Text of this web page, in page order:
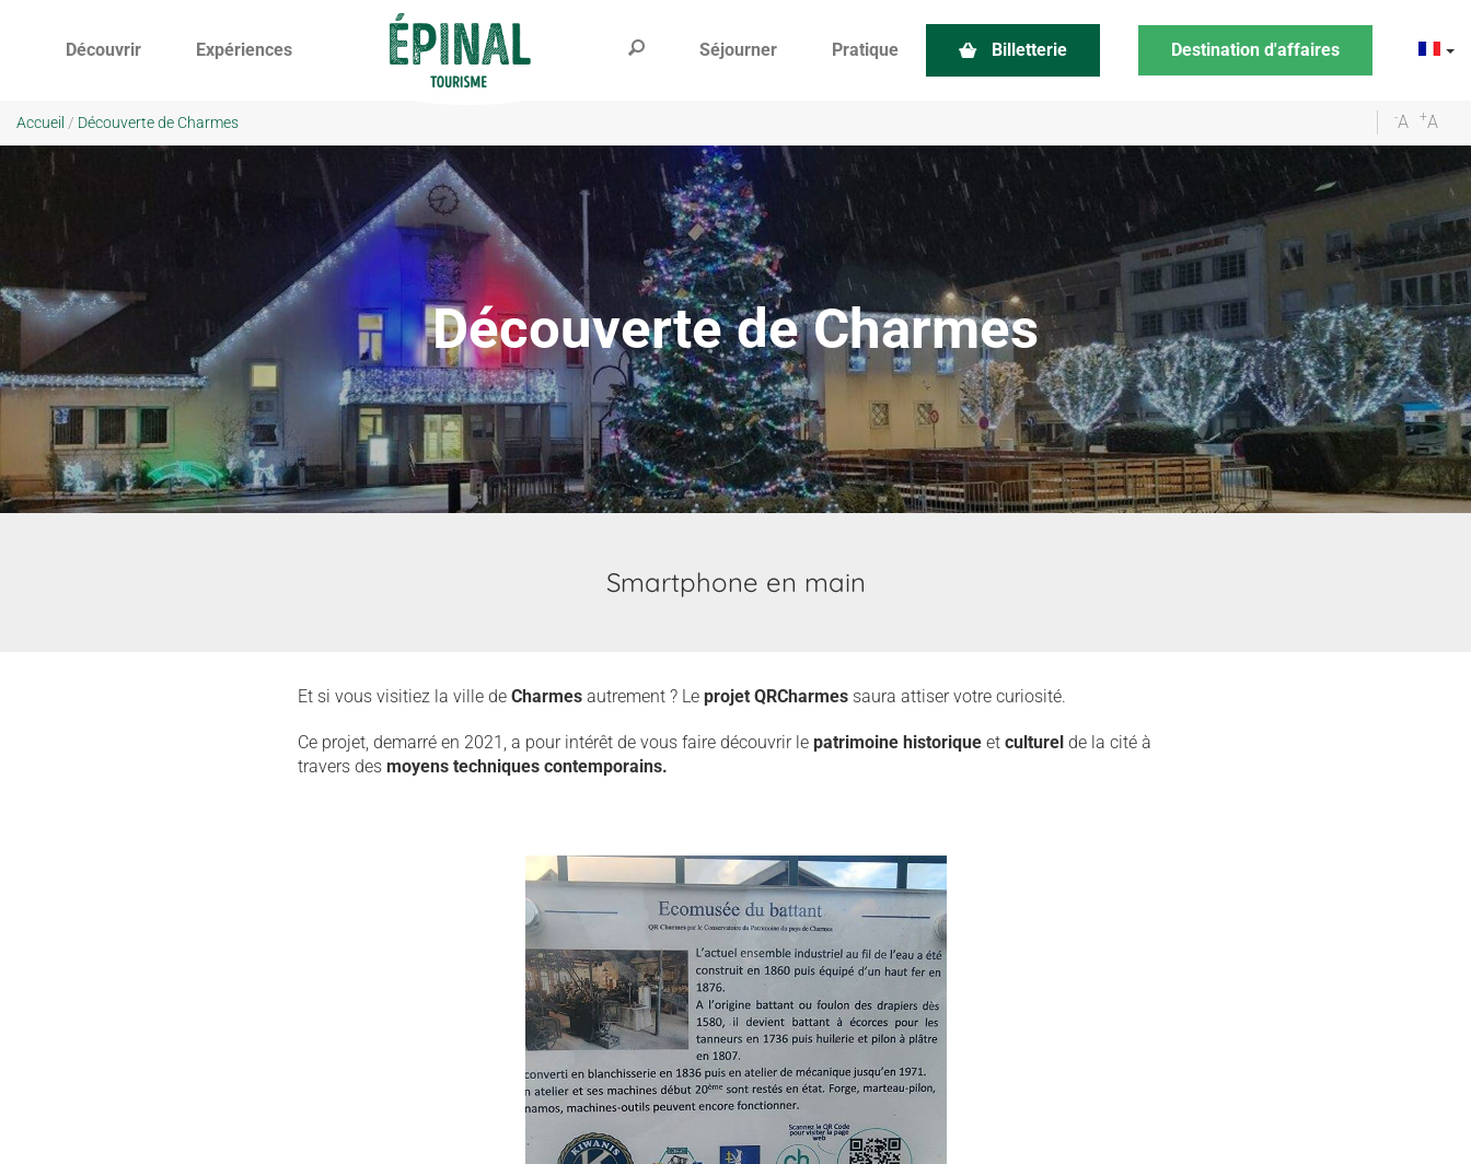
Découvrir Expériences Séjourner Pratique Billetterie Destination d'affaires
Accueil / Découverte de Charmes -A +A
Découverte de Charmes
Smartphone en main
Et si vous visitiez la ville de Charmes autrement ? Le projet QRCharmes saura attiser votre curiosité.
Ce projet, demarré en 2021, a pour intérêt de vous faire découvrir le patrimoine historique et culturel de la cité à
travers des moyens techniques contemporains.